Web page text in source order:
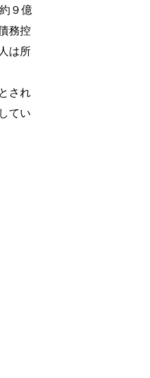
９億
務控
は所
され
てい